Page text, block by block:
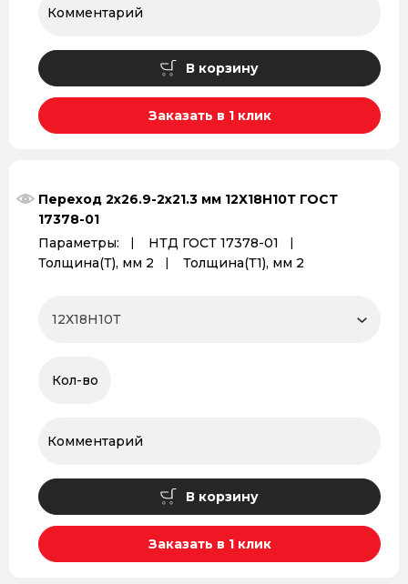
В корзину
Заказать в 1 клик
Переход 2x26.9-2x21.3 мм 12Х18Н10Т ГОСТ
17378-01
Параметры:
НТД ГОСТ 17378-01
Толщина(Т), мм 2
Толщина(Т1), мм 2
В корзину
Заказать в 1 клик